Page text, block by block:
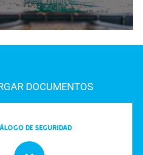
DOCUMENTOS
de seguridad